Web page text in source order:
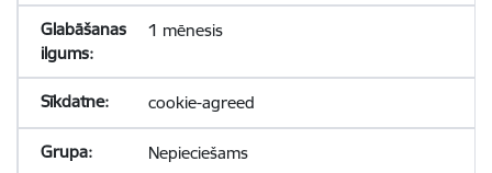
1 mēnesis
cookie-agreed
Nepieciešams